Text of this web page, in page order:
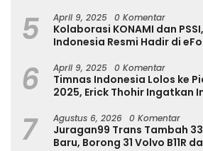
5 April 9, 2025 0 Komentar
Kolaborasi KONAMI dan
Indonesia Resmi Hadir di
6 April 9, 2025 0 Komentar
Timnas Indonesia Lolos ke
2025, Erick Thohir Ingatkan
7 Agustus 6, 2026 0 Komentar
Juragan99 Trans Tambah
Baru, Borong 31 Volvo B11R